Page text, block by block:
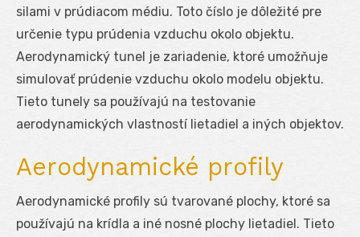
silami v prúdiacom médiu. Toto číslo je dôležité pre
určenie typu prúdenia vzduchu okolo objektu.
Aerodynamický tunel je zariadenie, ktoré umožňuje
simulovať prúdenie vzduchu okolo modelu objektu.
Tieto tunely sa používajú na testovanie
aerodynamických vlastností lietadiel a iných objektov.
Aerodynamické profily
Aerodynamické profily sú tvarované plochy, ktoré sa
používajú na krídla a iné nosné plochy lietadiel. Tieto